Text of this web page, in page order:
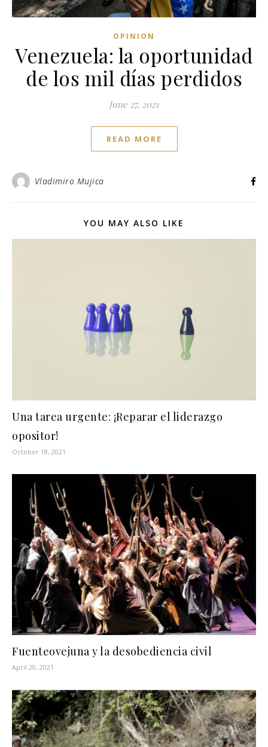
OPINION
Venezuela: la oportunidad
de los mil días perdidos
June 27, 2021
READ MORE
Vladimiro Mujica
YOU MAY ALSO LIKE
Una tarea urgente: ¡Reparar el liderazgo
opositor!
October 18, 2021
Fuenteovejuna y la desobediencia civil
April 20, 2021